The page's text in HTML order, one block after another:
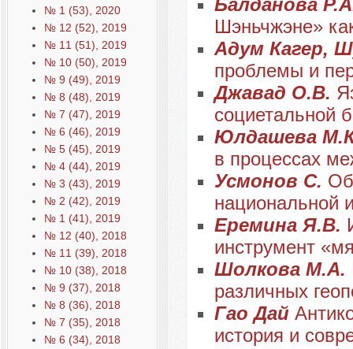
№ 1 (53), 2020
№ 12 (52), 2019
№ 11 (51), 2019
№ 10 (50), 2019
№ 9 (49), 2019
№ 8 (48), 2019
№ 7 (47), 2019
№ 6 (46), 2019
№ 5 (45), 2019
№ 4 (44), 2019
№ 3 (43), 2019
№ 2 (42), 2019
№ 1 (41), 2019
№ 12 (40), 2018
№ 11 (39), 2018
№ 10 (38), 2018
№ 9 (37), 2018
№ 8 (36), 2018
№ 7 (35), 2018
№ 6 (34), 2018
Балданова
Шэньчжэне»
Адум Кагер,
проблемы и
Джавад О.В.
социетальной
Юлдашева
в процессах
Усмонов С.
национальной
Еремина Я.В.
инструмент
Шолкова М.А.
различных
Гао Дай
история и